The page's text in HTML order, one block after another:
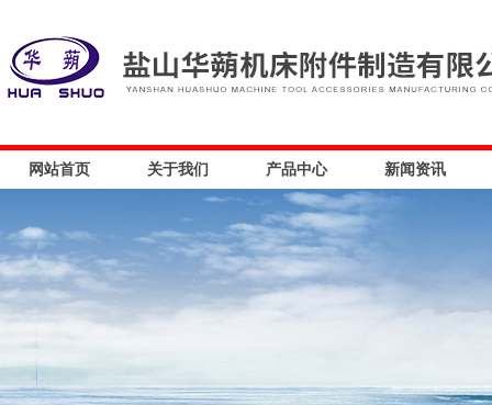
网站首页 关于我们 产品中心 新闻资讯